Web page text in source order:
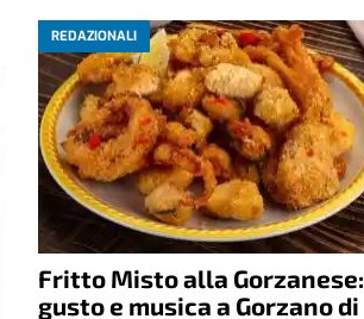
REDAZIONALI
Fritto Misto alla Gorzanese:
gusto e musica a Gorzano di